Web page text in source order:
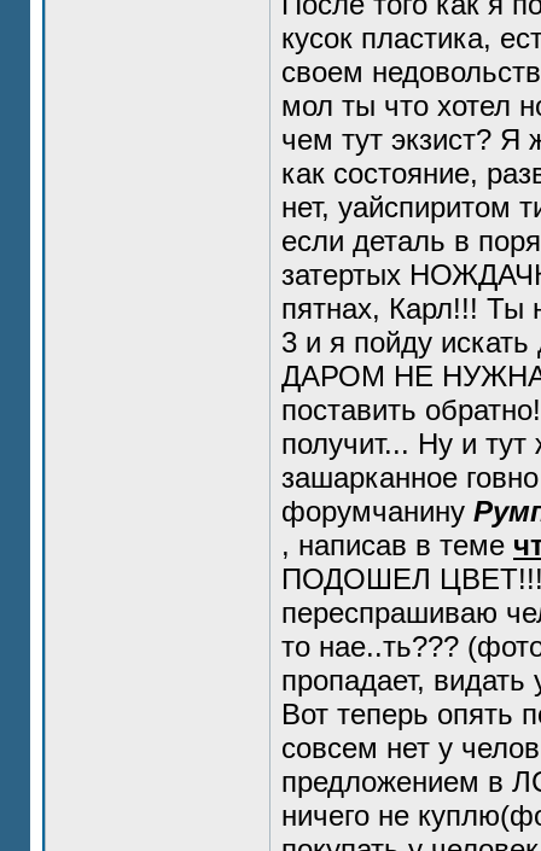
кусок пластика,
своем
мол ты что хотел
чем тут экзист? Я
как состояние,
нет, уайспиритом
если деталь в
затертых
пятнах, Карл!!! Ты
3 и я пойду
ДАРОМ НЕ НУЖНА,
поставить
получит... Ну и тут
зашарканное
форумчанину
, написав в теме
ПОДОШЕЛ ЦВЕТ!!!!
переспрашиваю
то нае..ть???
пропадает,
Вот теперь опять
совсем нет у
предложением в
ничего не